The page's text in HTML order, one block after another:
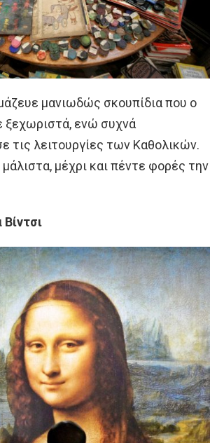
μανιωδώς σκουπίδια που ο
ξεχωριστά, ενώ συχνά
τις λειτουργίες των Καθολικών.
μέχρι και πέντε φορές την